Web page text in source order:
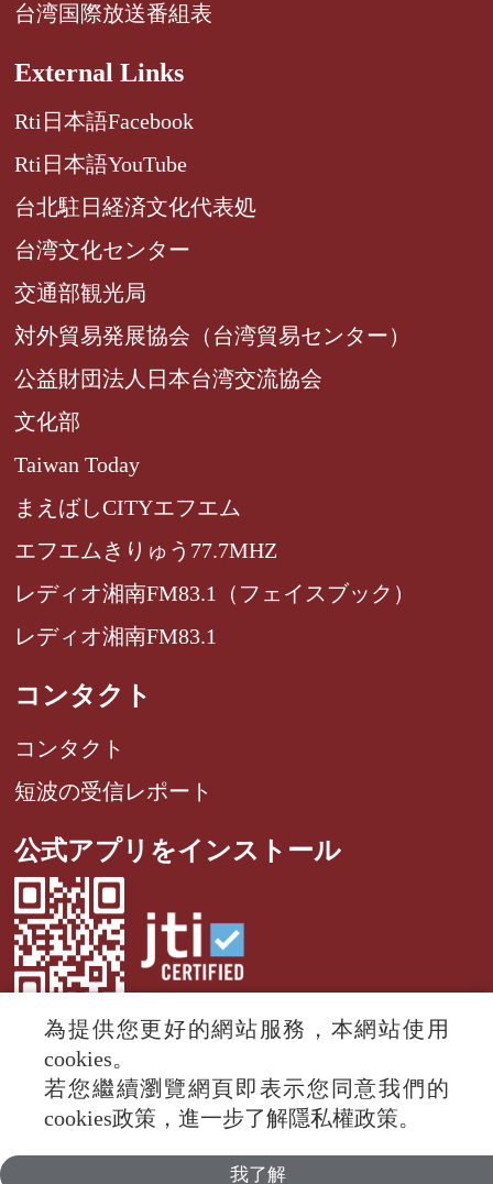
台湾国際放送番組表
External Links
Rti日本語Facebook
Rti日本語YouTube
台北駐日経済文化代表処
台湾文化センター
交通部観光局
対外貿易発展協会（台湾貿易センター）
公益財団法人日本台湾交流協会
文化部
Taiwan Today
まえばしCITYエフエム
エフエムきりゅう77.7MHZ
レディオ湘南FM83.1（フェイスブック）
レディオ湘南FM83.1
コンタクト
コンタクト
短波の受信レポート
公式アプリをインストール
© 2024 RTI (Radio Taiwan International).
All rights reserved.
為提供您更好的網站服務，本網站使用
cookies。
若您繼續瀏覽網頁即表示您同意我們的
cookies政策，進一步了解隱私權政策。
我了解